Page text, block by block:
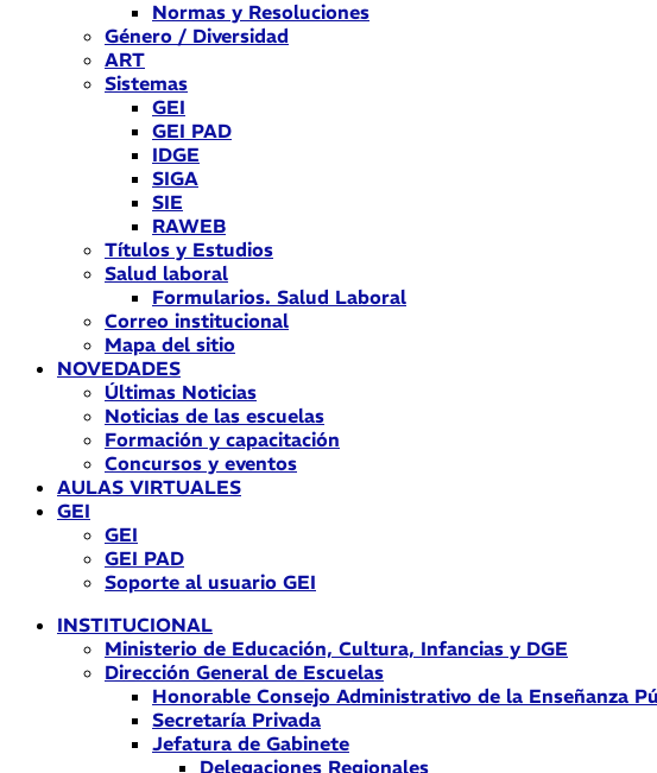
Normas y Resoluciones
Género / Diversidad
ART
Sistemas
GEI
GEI PAD
IDGE
SIGA
SIE
RAWEB
Títulos y Estudios
Salud laboral
Formularios. Salud Laboral
Correo institucional
Mapa del sitio
NOVEDADES
Últimas Noticias
Noticias de las escuelas
Formación y capacitación
Concursos y eventos
AULAS VIRTUALES
GEI
GEI
GEI PAD
Soporte al usuario GEI
INSTITUCIONAL
Ministerio de Educación, Cultura, Infancias y DGE
Dirección General de Escuelas
Honorable Consejo Administrativo de la Enseñanza
Secretaría Privada
Jefatura de Gabinete
Delegaciones Regionales